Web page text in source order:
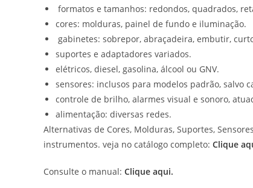
formatos e tamanhos: redondos, quadrados,
cores: molduras, painel de fundo e iluminação.
gabinetes: sobrepor, abraçadeira, embutir,
suportes e adaptadores variados.
elétricos, diesel, gasolina, álcool ou GNV.
sensores: inclusos para modelos padrão, salvo
controle de brilho, alarmes visual e sonoro,
alimentação: diversas redes.
Alternativas de Cores, Molduras, Suportes,
instrumentos. veja no catálogo completo: Clique
Consulte o manual: Clique aqui.